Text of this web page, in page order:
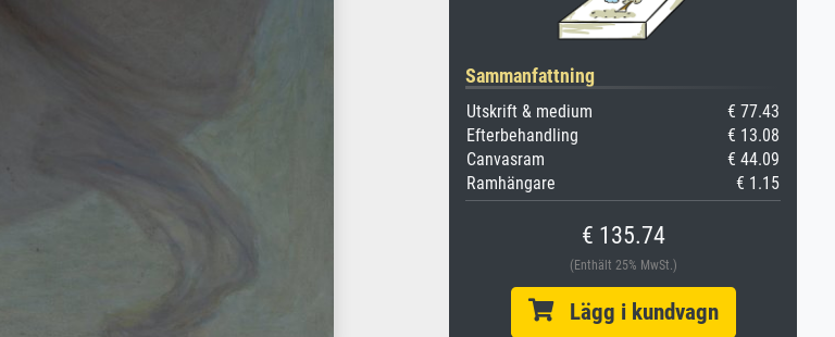
Sammanfattning
Utskrift & medium
€ 77.43
Efterbehandling
€ 13.08
Canvasram
€ 44.09
Ramhängare
€ 1.15
€ 135.74
(Enthält 25% MwSt.)
Lägg i kundvagn